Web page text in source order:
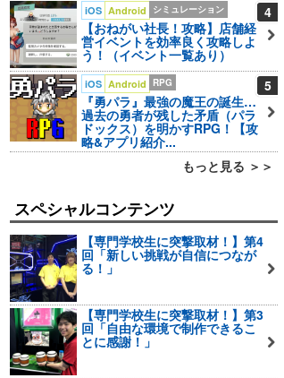
4
iOS Android シミュレーション
【おねがい社長！攻略】店舗経
営イベントを効率良く攻略しよ
う！（イベント一覧あり）
5
iOS Android RPG
『勇パラ』最強の魔王の誕生…
過去の勇者が残した矛盾（パラ
ドックス）を明かすRPG！【攻
略&アプリ紹介...
もっと見る ＞＞
スペシャルコンテンツ
【専門学校生に突撃取材！】第4
回「新しい挑戦が自信につなが
る！」
【専門学校生に突撃取材！】第3
回「自由な環境で制作できるこ
とに感謝！」